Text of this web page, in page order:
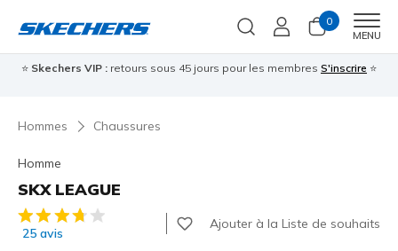
0
MENU
⭐ Skechers VIP : retours sous 45 jours pour les membres S'inscrire ⭐
Hommes Chaussures
Homme
SKX LEAGUE
Évaluation client 5 sur 5
25 avis
Ajouter à la Liste de souhaits